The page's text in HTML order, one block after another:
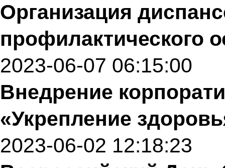
Организация
профилактического
2023-06-07 06:15:00
Внедрение
«Укрепление
2023-06-02 12:18:23